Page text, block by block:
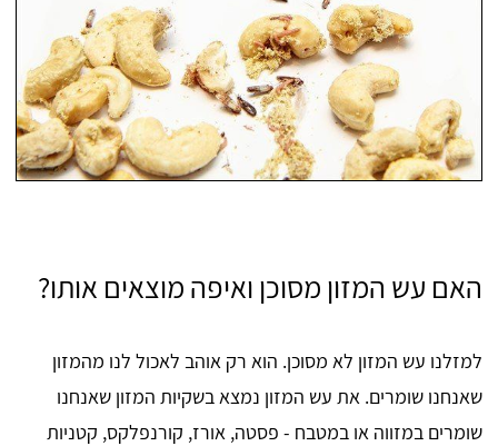
האם עש המזון מסוכן ואיפה מוצאים אותו?
למזלנו עש המזון לא מסוכן. הוא רק אוהב לאכול לנו מהמזון
שאנחנו שומרים. את עש המזון נמצא בשקיות המזון שאנחנו
שומרים במזווה או במטבח - פסטה, אורז, קורנפלקס, קטניות